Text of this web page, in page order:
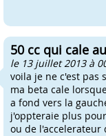
50 cc qui cale
le 13 juillet 2013 à
voila je ne c'est pas
ma beta cale
a fond vers la
j'oppteraie plus
ou de l'accelerateur